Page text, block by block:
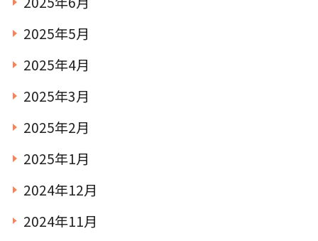
2025年5月
2025年4月
2025年3月
2025年2月
2025年1月
2024年12月
2024年11月